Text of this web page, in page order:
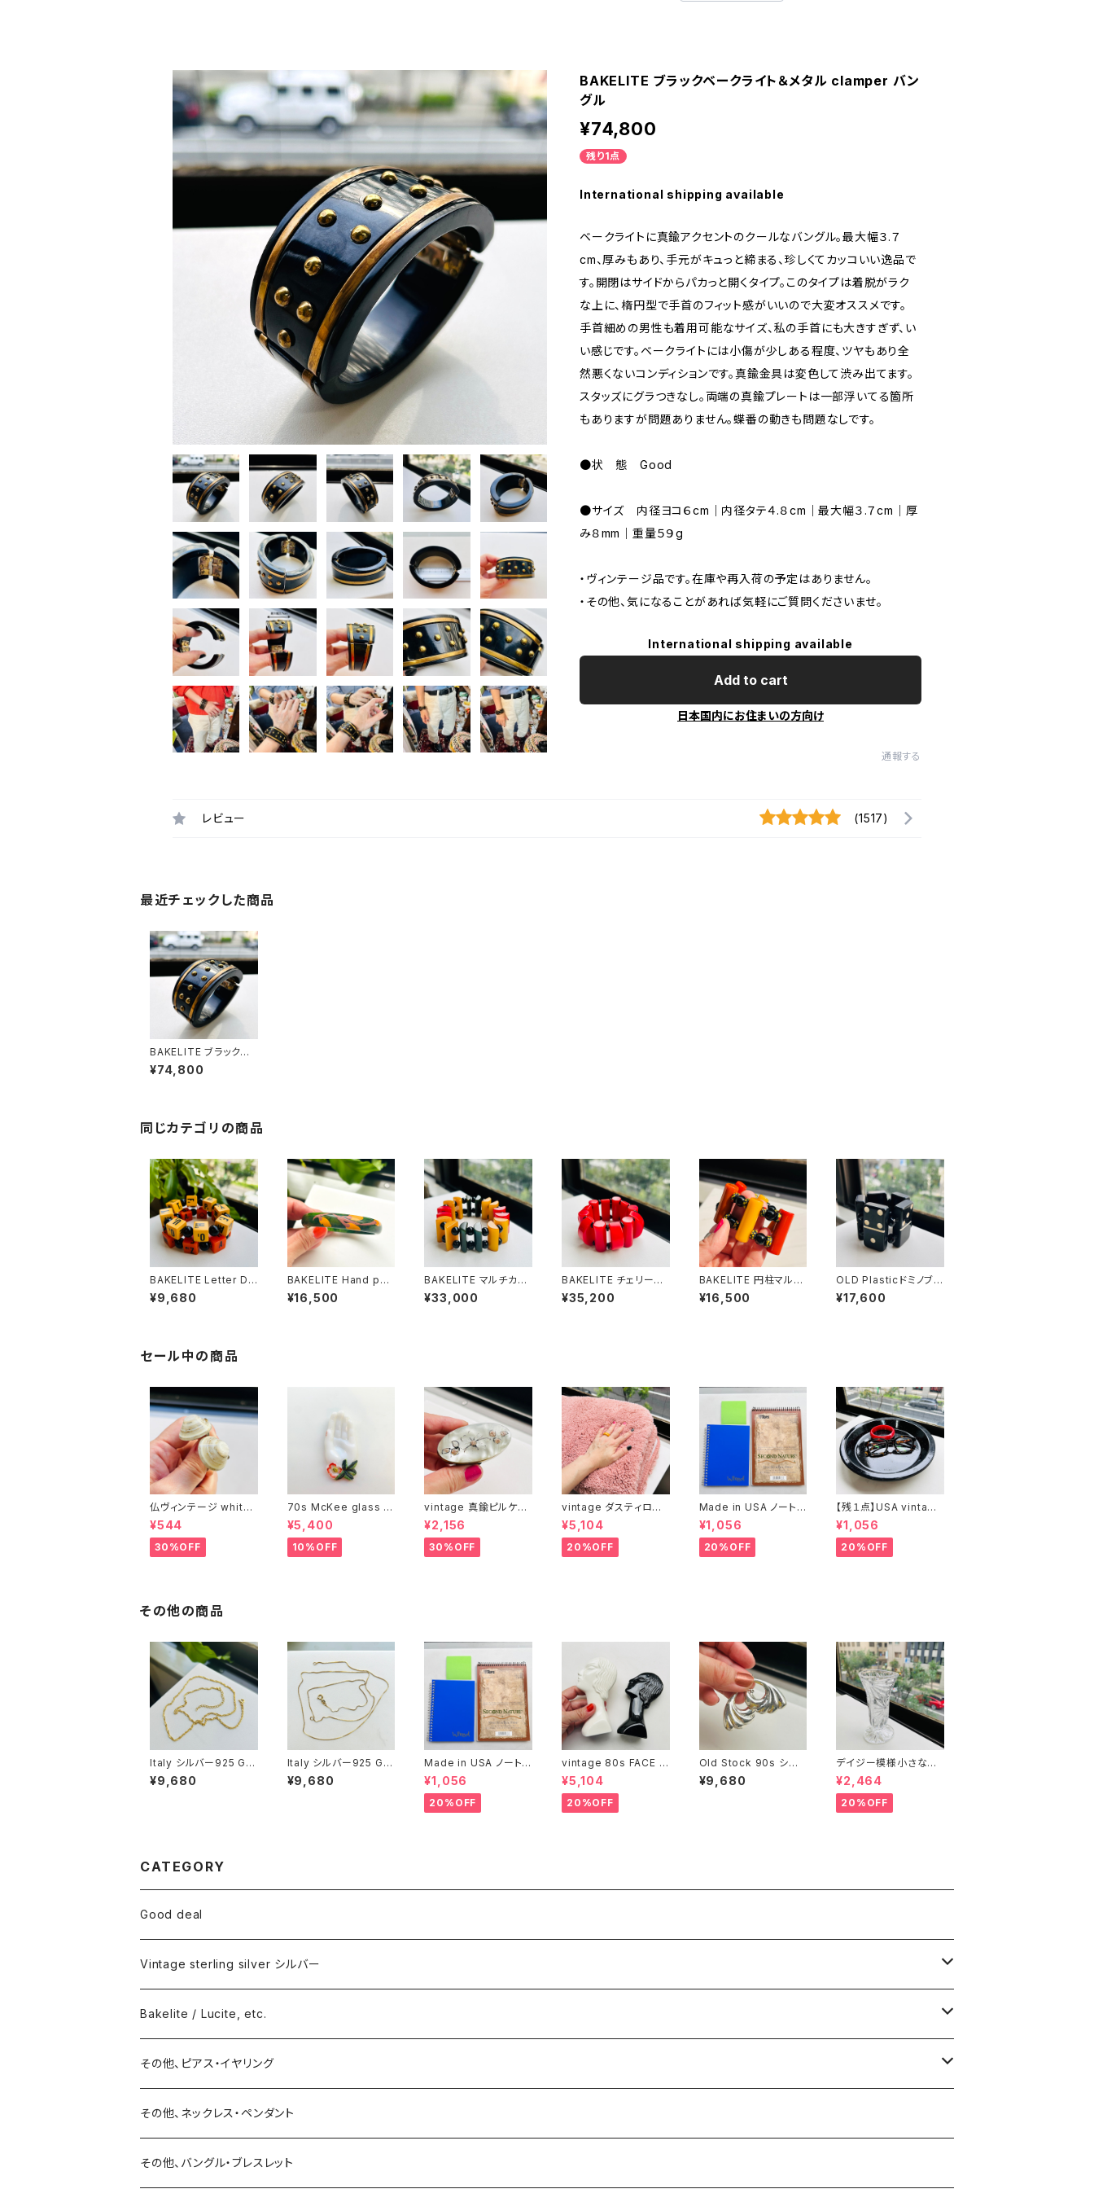
BAKELITE ブラックベークライト＆メタル clamper バン
グル
¥74,800
残り1点
International shipping available
ベークライトに真鍮アクセントのクールなバングル。最大幅３.７
cm、厚みもあり、手元がキュっと締まる、珍しくてカッコいい逸品で
す。開閉はサイドからパカっと開くタイプ。このタイプは着脱がラク
な上に、楕円型で手首のフィット感がいいので大変オススメです。
手首細めの男性も着用可能なサイズ、私の手首にも大きすぎず、い
い感じです。ベークライトには小傷が少しある程度、ツヤもあり全
然悪くないコンディションです。真鍮金具は変色して渋み出てます。
スタッズにグラつきなし。両端の真鍮プレートは一部浮いてる箇所
もありますが問題ありません。蝶番の動きも問題なしです。
●状 態 Good
●サイズ 内径ヨコ６cm｜内径タテ４.８cm｜最大幅３.７cm｜厚
み８mm｜重量５９g
・ヴィンテージ品です。在庫や再入荷の予定はありません。
・その他、気になることがあれば気軽にご質問くださいませ。
International shipping available
Add to cart
日本国内にお住まいの方向け
通報する
レビュー (1517)
最近チェックした商品
BAKELITE ブラックベ
ークライト＆メタル cla
mper バングル
¥74,800
同じカテゴリの商品
BAKELITE Letter Dic
e ブレスレット（２種）
¥9,680
BAKELITE Hand pai
nted Spinach Green
バングル
¥16,500
BAKELITE マルチカラ
ーベークライト STRET
CHブレスレット
¥33,000
BAKELITE チェリーレ
ッドベークライト STRE
TCHブレスレット
¥35,200
BAKELITE 円柱マルチ
カラービーズ ストレッチ
ブレスレット
¥16,500
OLD Plasticドミノブレ
スレット
¥17,600
セール中の商品
仏ヴィンテージ white l
ucite confetti 山型イ
ヤリング
¥544
30%OFF
70s McKee glass c
ompany ハンドペイン
トハンド小皿（赤）
¥5,400
10%OFF
vintage 真鍮ピルケー
ス
¥2,156
30%OFF
vintage ダスティロー
ズ バスマット
¥5,104
20%OFF
Made in USA ノート２
冊とおまけ
¥1,056
20%OFF
【残１点】USA vintage
ブラック琺瑯プレート
¥1,056
20%OFF
その他の商品
Italy シルバー925 GP
ツイストチェーン（45.5
cm）
¥9,680
Italy シルバー925 GP
ボックスチェーン（76c
m）
¥9,680
Made in USA ノート２
冊とおまけ
¥1,056
20%OFF
vintage 80s FACE ソ
ルト＆ペッパーシェイカ
ー
¥5,104
20%OFF
Old Stock 90s シル
バー925 シェルピアス
¥9,680
デイジー模様小さなガ
ラス花瓶
¥2,464
20%OFF
CATEGORY
Good deal
Vintage sterling silver シルバー
ネックレス
バングル・ブレスレット
リング
15号以上
ピアス
Bakelite / Lucite, etc.
ピアス・イヤリング
リング
バングル・ブレスレット
その他、ピアス・イヤリング
ピアス
イヤリング
その他、ネックレス・ペンダント
その他、バングル・ブレスレット